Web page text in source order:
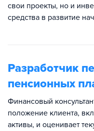
свои проекты, но и
средства в развитие
Разработчик
пенсионных
Финансовый
положение клиента,
активы, и оценивает